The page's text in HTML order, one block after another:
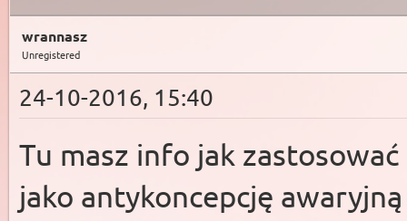
wrannasz
Unregistered
24-10-2016, 15:40
Tu masz info jak
jako antykoncepcję awaryjną